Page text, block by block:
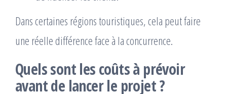
Dans certaines régions touristiques, cela peut faire
une réelle différence face à la concurrence.
Quels sont les coûts à prévoir
avant de lancer le projet ?